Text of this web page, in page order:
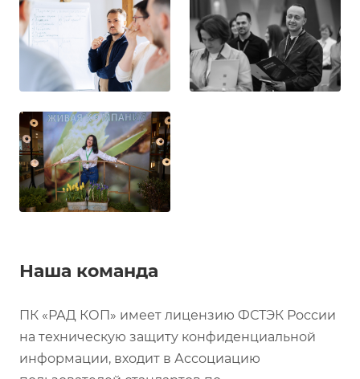
Наша команда
ПК «РАД КОП» имеет лицензию ФСТЭК России
на техническую защиту конфиденциальной
информации, входит в Ассоциацию